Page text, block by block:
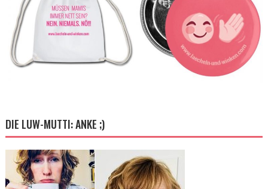
DIE LUW-MUTTI: ANKE ;)